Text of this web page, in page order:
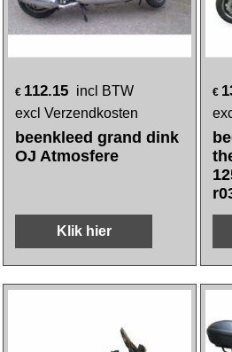
€ 112.15 incl BTW
excl Verzendkosten
beenkleed grand dink
OJ Atmosfere
Klik hier
€